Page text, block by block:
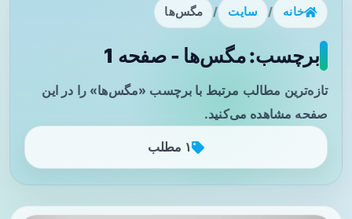
خانه / سایت / مگس‌ها
برچسب: مگس‌ها - صفحه 1
تازه‌ترین مطالب مرتبط با برچسب «مگس‌ها» را در این
صفحه مشاهده می‌کنید.
۱ مطلب